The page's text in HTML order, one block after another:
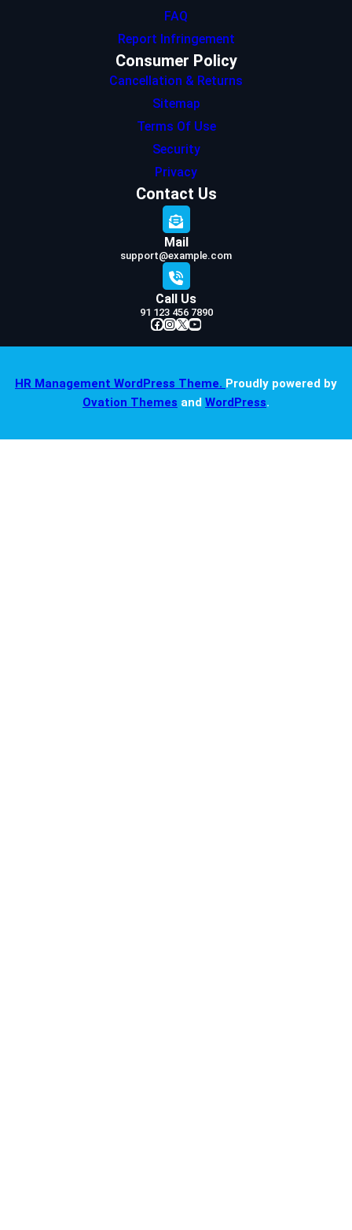
FAQ
Report Infringement
Consumer Policy
Cancellation & Returns
Sitemap
Terms Of Use
Security
Privacy
Contact Us
Mail
support@example.com
Call Us
91 123 456 7890
Facebook InstagramX YouTube
HR Management WordPress Theme. Proudly powered by
Ovation Themes and WordPress.